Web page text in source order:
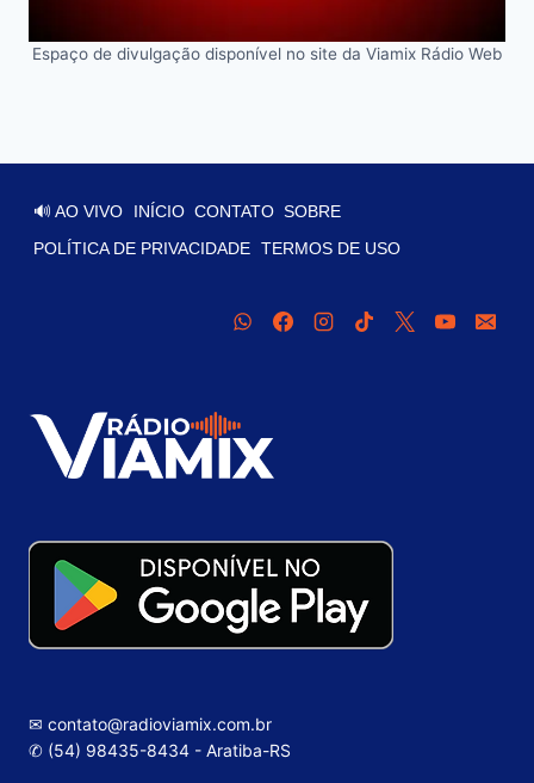
Espaço de divulgação disponível no site da Viamix Rádio Web
🔊 AO VIVO INÍCIO CONTATO SOBRE
POLÍTICA DE PRIVACIDADE TERMOS DE USO
✉ contato@radioviamix.com.br
✆ (54) 98435-8434 - Aratiba-RS